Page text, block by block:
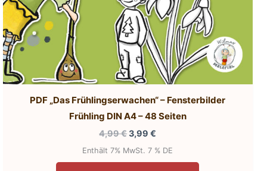
PDF „Das Frühlingserwachen“ – Fensterbilder
Frühling DIN A4 – 48 Seiten
4,99€Ursprünglicher
war:
4,99 €
3,99€
ist:
3,99 €.
Enthält 7% MwSt. 7 % DE